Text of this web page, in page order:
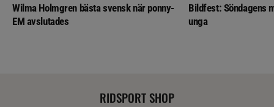
Wilma Holmgren bästa svensk när ponny-
EM avslutades
Bildfest: Söndagens
unga
RIDSPORT SHOP